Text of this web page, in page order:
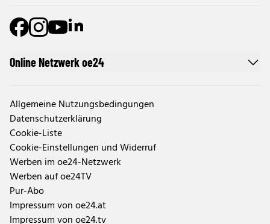
Online Netzwerk oe24
Allgemeine Nutzungsbedingungen
Datenschutzerklärung
Cookie-Liste
Cookie-Einstellungen und Widerruf
Werben im oe24-Netzwerk
Werben auf oe24TV
Pur-Abo
Impressum von oe24.at
Impressum von oe24.tv